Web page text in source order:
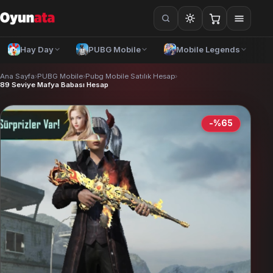
Hay Day PUBG Mobile Mobile Legends
Türkçe— TRY
Azərbaycan dili— AZN
Ana Sayfa›PUBG Mobile›Pubg Mobile Satılık Hesap›
89 Seviye Mafya Babası Hesap
-%65